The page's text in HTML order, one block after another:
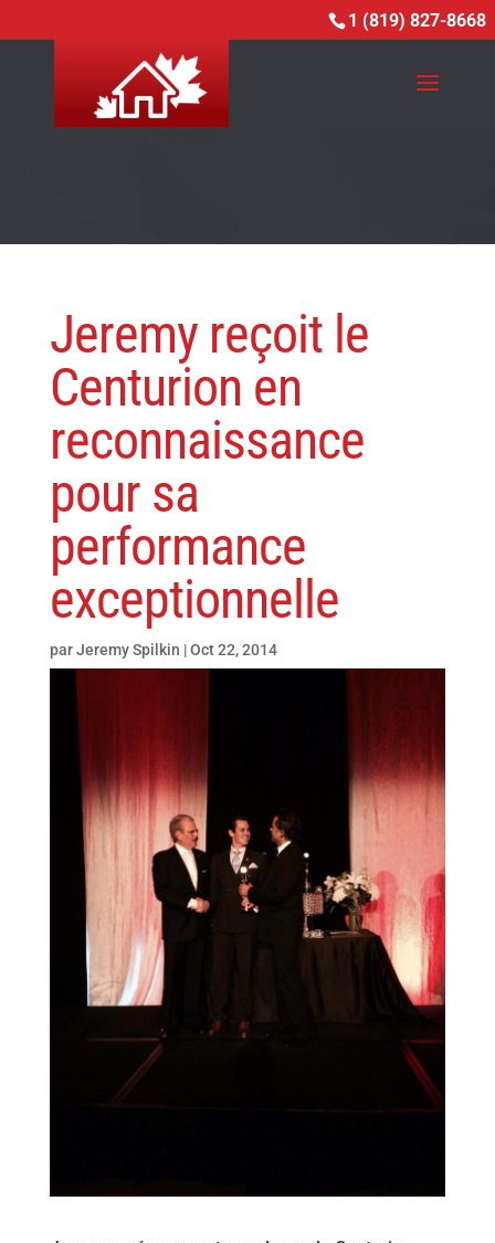
1 (819) 827-8668
Jeremy reçoit le
Centurion en
reconnaissance
pour sa
performance
exceptionnelle
parJeremy Spilkin |Oct 22, 2014